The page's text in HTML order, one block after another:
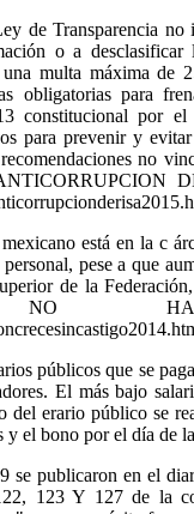
de Transparencia
o a
una multa máxima
obligatorias para
constitucional por
para prevenir y
no
está en la c
pese a que
de la
NO
públicos que se
El más bajo
erario público se
y el bono por el día de
se publicaron en el
123 Y 127 de la